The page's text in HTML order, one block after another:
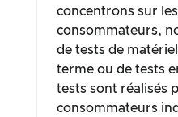
concentrons sur
consommateurs,
de tests de
terme ou de tests
tests sont réalisés
consommateurs